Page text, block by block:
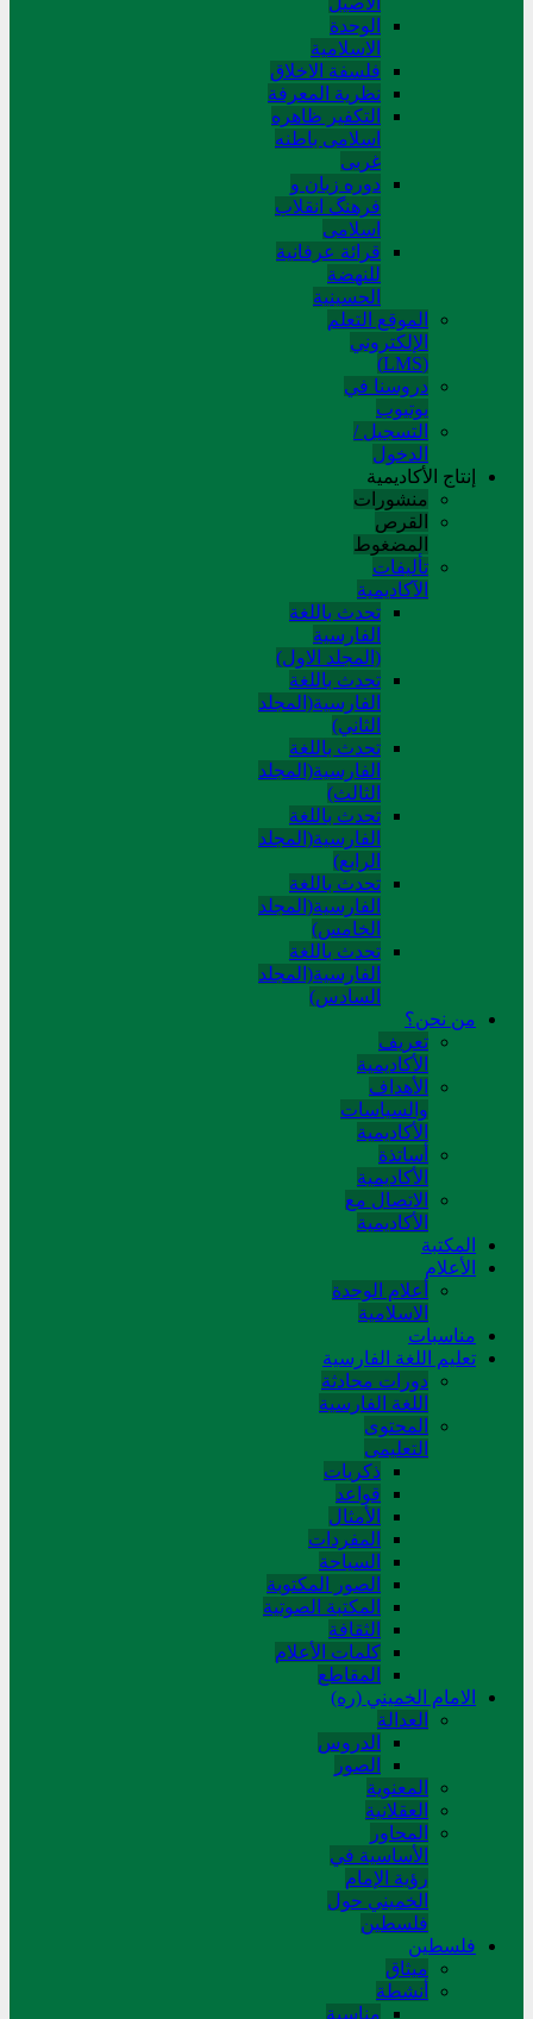
الوحدة
الاسلامیة
فلسفة الاخلاق
نظریة المعرفة
التکفیر ظاهره
اسلامی باطنه
غربی
دوره زبان و
فرهنگ انقلاب
اسلامی
قرائة عرفانیة
للنهضة
الحسینیة
الموقع التعلم
الإلکتروني
(LMS)
دروسنا في
يوتيوب
التسجيل /
الدخول
إنتاج الأكاديمية
منشورات
القرص
المضغوط
تألیفات
الآکادیمیة
تحدث باللغة
الفارسية
(المجلد الاول)
تحدث باللغة
الفارسية(المجلد
الثاني)
تحدث باللغة
الفارسية(المجلد
الثالث)
تحدث باللغة
الفارسية(المجلد
الرابع)
تحدث باللغة
الفارسية(المجلد
الخامس)
تحدث باللغة
الفارسية(المجلد
السادس)
من نحن؟
تعريف
الأكاديمية
الأهداف
والسياسات
الأكاديمية
أساتذة
الأكاديمية
الاتصال مع
الأكاديمية
المکتبة
الأعلام
أعلام الوحدة
الاسلامية
مناسبات
تعلیم اللغة الفارسیة
دورات محادثة
اللغة الفارسیة
المحتوی
التعلیمی
ذکریات
قواعد
الأمثال
المفردات
السیاحة
الصور المکتوبة
المکتبة الصوتیة
الثقافة
کلمات الأعلام
المقاطع
الامام الخميني (ره)
العدالة
الدروس
الصور
المعنوية
العقلانية
المحاور
الأساسیة في
رؤیة الإمام
الخمیني حول
فلسطین
فلسطین
میثاق
أنشطة
مناسبة